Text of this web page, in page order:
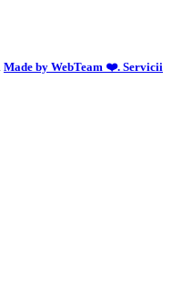
Made by WebTeam ❤️. Servicii